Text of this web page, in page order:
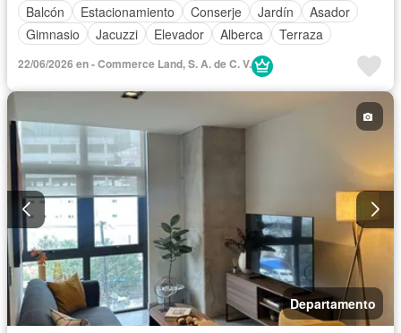
Balcón
Estacionamiento Conserje Jardín
Asador
Gimnasio
Jacuzzi Elevador Alberca Terraza
22/06/2026 en - Commerce Land, S. A. de C. V.
Departamento